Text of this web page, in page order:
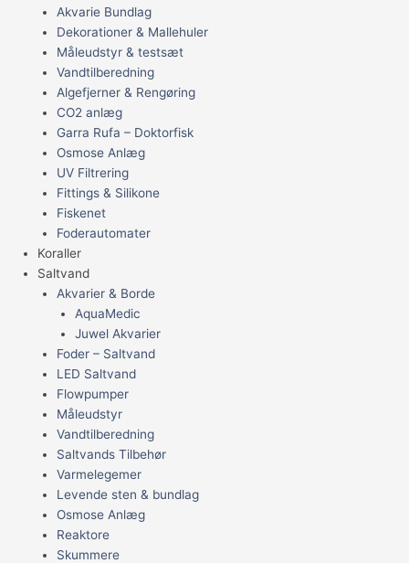
Akvarie Bundlag
Dekorationer & Mallehuler
Måleudstyr & testsæt
Vandtilberedning
Algefjerner & Rengøring
CO2 anlæg
Garra Rufa – Doktorfisk
Osmose Anlæg
UV Filtrering
Fittings & Silikone
Fiskenet
Foderautomater
Koraller
Saltvand
Akvarier & Borde
AquaMedic
Juwel Akvarier
Foder – Saltvand
LED Saltvand
Flowpumper
Måleudstyr
Vandtilberedning
Saltvands Tilbehør
Varmelegemer
Levende sten & bundlag
Osmose Anlæg
Reaktore
Skummere